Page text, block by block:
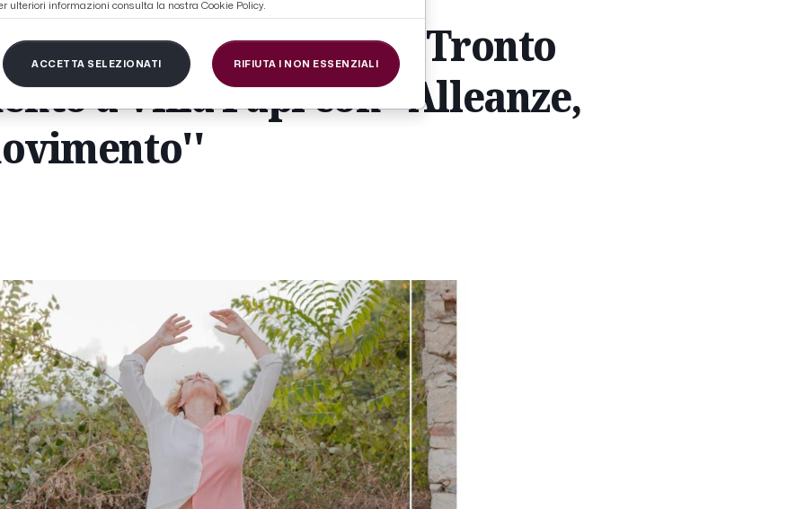
ad Arquata del Tronto
a Villa Papi con ''Alleanze,
ulteriori informazioni consulta la nostra Cookie Policy.
ACCETTA SELEZIONATI RIFIUTA I NON ESSENZIALI